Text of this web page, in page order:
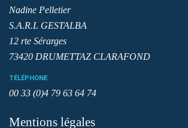
Nadine Pelletier
S.A.R.L GESTALBA
12 rte Sérarges
73420 DRUMETTAZ CLARAFOND
TÉLÉPHONE
00 33 (0)4 79 63 64 74
Mentions légales